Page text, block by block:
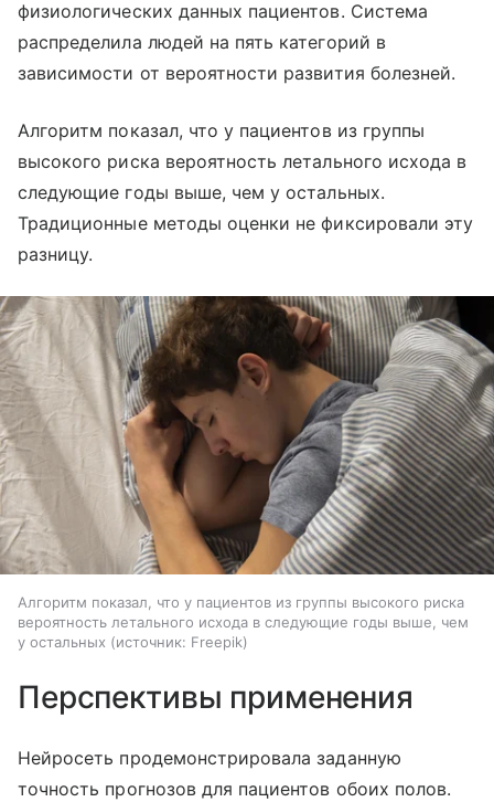
физиологических данных пациентов. Система
распределила людей на пять категорий в
зависимости от вероятности развития болезней.
Алгоритм показал, что у пациентов из группы
высокого риска вероятность летального исхода в
следующие годы выше, чем у остальных.
Традиционные методы оценки не фиксировали эту
разницу.
Алгоритм показал, что у пациентов из группы высокого риска
вероятность летального исхода в следующие годы выше, чем
у остальных
источник: Freepik
Перспективы применения
Нейросеть продемонстрировала заданную
точность прогнозов для пациентов обоих полов.